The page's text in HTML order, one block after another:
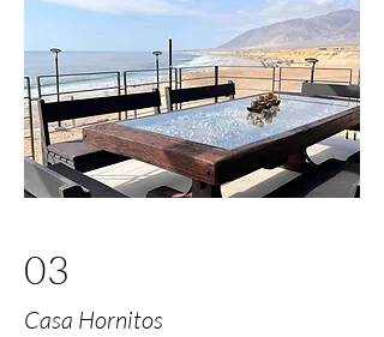
03
Casa Hornitos